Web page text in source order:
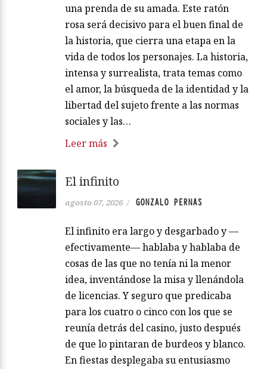
una prenda de su amada. Este ratón
rosa será decisivo para el buen final de
la historia, que cierra una etapa en la
vida de todos los personajes. La historia,
intensa y surrealista, trata temas como
el amor, la búsqueda de la identidad y la
libertad del sujeto frente a las normas
sociales y las…
Leer más
El infinito
agosto 07, 2026 / GONZALO PERNAS
El infinito era largo y desgarbado y —
efectivamente— hablaba y hablaba de
cosas de las que no tenía ni la menor
idea, inventándose la misa y llenándola
de licencias. Y seguro que predicaba
para los cuatro o cinco con los que se
reunía detrás del casino, justo después
de que lo pintaran de burdeos y blanco.
En fiestas desplegaba su entusiasmo